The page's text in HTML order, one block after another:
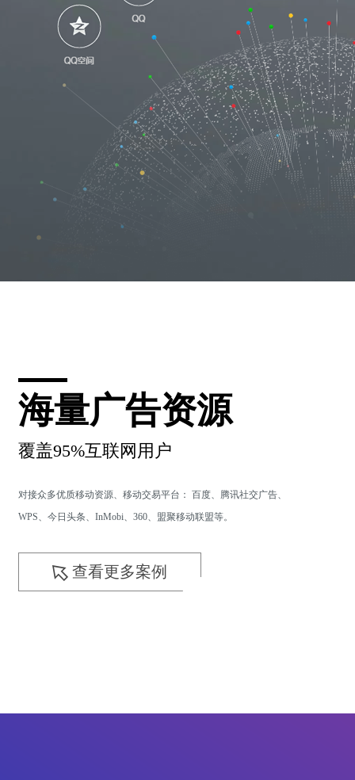
海量广告资源
覆盖95%互联网用户
对接众多优质移动资源、移动交易平台： 百度、腾讯社交广告、
WPS、今日头条、InMobi、360、盟聚移动联盟等。
查看更多案例